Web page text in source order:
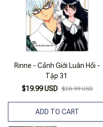
Rinne - Cảnh Giới Luân Hồi -
Tập 31
$19.99 USD $26.99 USD
ADD TO CART